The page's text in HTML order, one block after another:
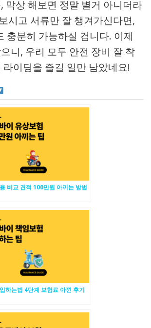
막상 해보면 정말 별거 아니더라
시고 서류만 잘 챙겨가신다면,
충분히 가능하실 겁니다. 이제
니, 우리 모두 안전 장비 잘 착
이딩을 즐길 일만 남았네요!
비교 견적 100만원 아끼는 방법
하는법 4단계 보험료 아낀 후기